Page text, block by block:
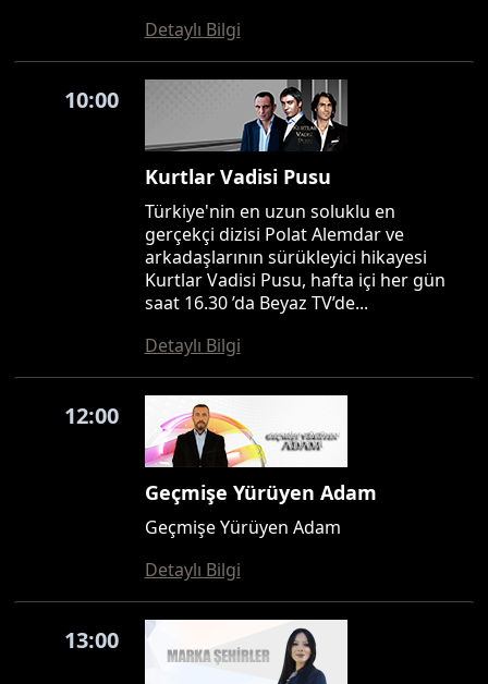
Detaylı Bilgi
10:00
Kurtlar Vadisi Pusu
Türkiye'nin en uzun soluklu en
gerçekçi dizisi Polat Alemdar ve
arkadaşlarının sürükleyici hikayesi
Kurtlar Vadisi Pusu, hafta içi her gün
saat 16.30 ’da Beyaz TV’de...
Detaylı Bilgi
12:00
Geçmişe Yürüyen Adam
Geçmişe Yürüyen Adam
Detaylı Bilgi
13:00